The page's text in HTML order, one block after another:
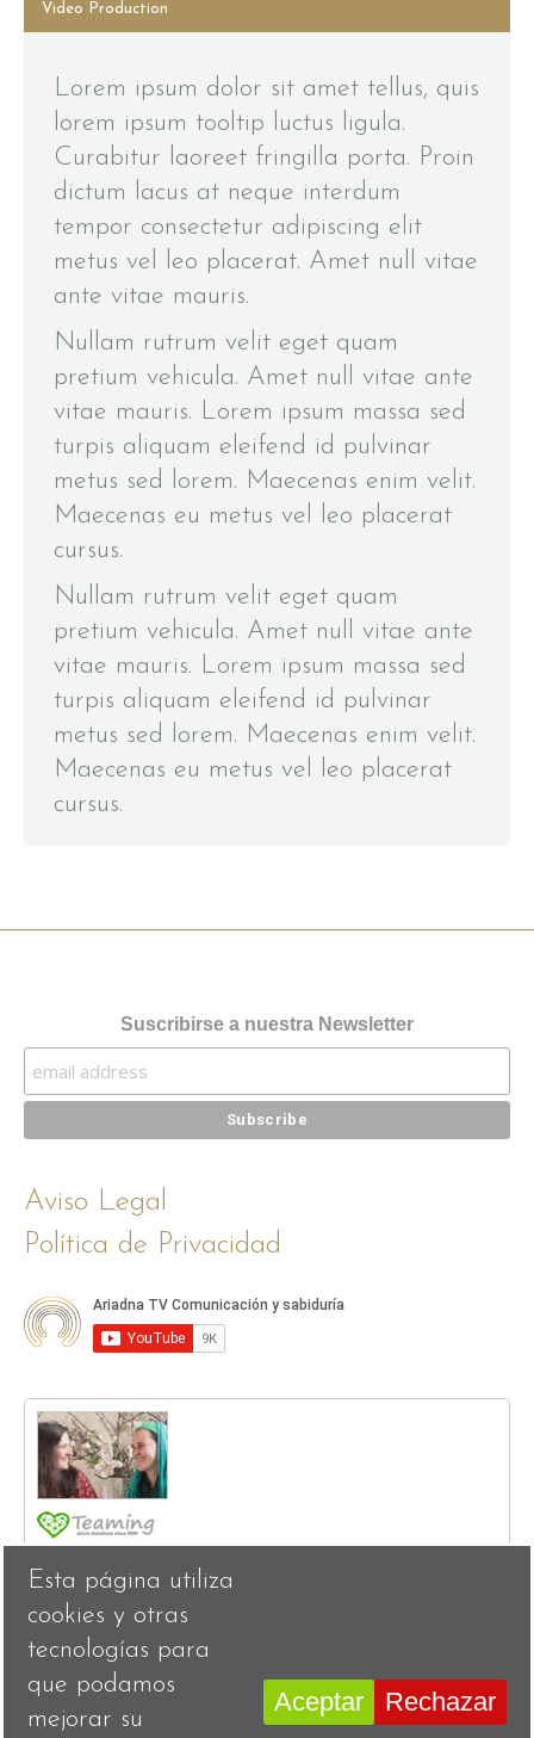
Video Production
Lorem ipsum dolor sit amet tellus, quis
lorem ipsum tooltip luctus ligula.
Curabitur laoreet fringilla porta. Proin
dictum lacus at neque interdum
tempor consectetur adipiscing elit
metus vel leo placerat. Amet null vitae
ante vitae mauris.
Nullam rutrum velit eget quam
pretium vehicula. Amet null vitae ante
vitae mauris. Lorem ipsum massa sed
turpis aliquam eleifend id pulvinar
metus sed lorem. Maecenas enim velit.
Maecenas eu metus vel leo placerat
cursus.
Nullam rutrum velit eget quam
pretium vehicula. Amet null vitae ante
vitae mauris. Lorem ipsum massa sed
turpis aliquam eleifend id pulvinar
metus sed lorem. Maecenas enim velit.
Maecenas eu metus vel leo placerat
cursus.
Suscribirse a nuestra Newsletter
Aviso Legal
Política de Privacidad
Esta página utiliza
cookies y otras
tecnologías para
que podamos
mejorar su
Aceptar Rechazar